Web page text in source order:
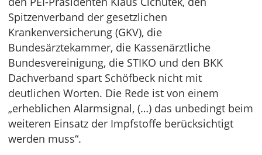
Spitzenverband der gesetzlichen
Krankenversicherung (GKV), die
Bundesärztekammer, die Kassenärztliche
Bundesvereinigung, die STIKO und den BKK
Dachverband spart Schöfbeck nicht mit
deutlichen Worten. Die Rede ist von einem
„erheblichen Alarmsignal, (…) das unbedingt beim
weiteren Einsatz der Impfstoffe berücksichtigt
werden muss“.